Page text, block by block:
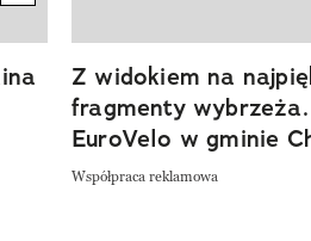
Z widokiem na
fragmenty
EuroVelo w gminie
Współpraca reklamowa